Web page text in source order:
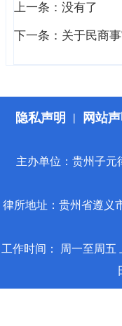
上一条：没有了
下一条： 关于民商
隐私声明 | 网站声
主办单位：贵州子元
律所地址：贵州省遵义
工作时间： 周一至周五